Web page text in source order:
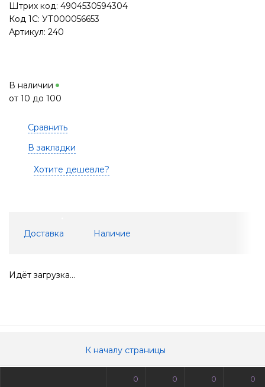
0 0 0 0
Штрих код: 4904530594304
Код 1С: УТ000056653
Артикул: 240
В наличии
от 10 до 100
Сравнить
В закладки
Хотите дешевле?
Доставка Наличие
Идёт загрузка...
К началу страницы
© Все права защищены. Информация сайта защищена законом об авторских правах.